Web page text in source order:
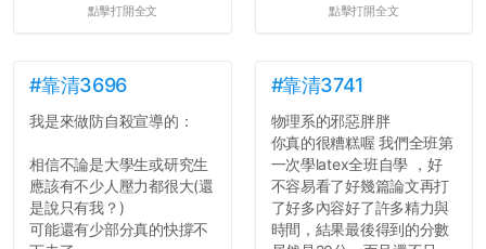
點擊打開全文 點擊打開全文
#靠清3696
我是來做防自殺宣導的：
相信不論是大學生或研究生
應該有不少人壓力都很大(還
是說只有我？)
可能還有少部分真的快撐不
#靠清3741
物理系的邪惡胖胖
你真的很糟糕喔 我們全班第
一次學latex全班自學 ，好
不容易看了好幾篇論文再打
了好多內容好了許多精力與
時間，結果最後得到的分數